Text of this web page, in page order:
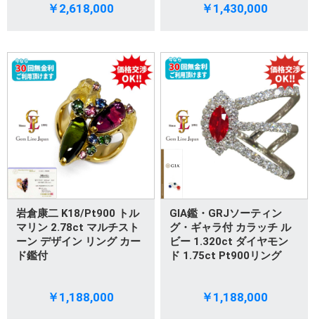
￥2,618,000 ￥1,430,000
岩倉康二 K18/Pt900 トル
マリン 2.78ct マルチスト
ーン デザイン リング カー
ド鑑付
￥1,188,000
GIA鑑・GRJソーティン
グ・ギャラ付 カラッチ ル
ビー 1.320ct ダイヤモン
ド 1.75ct Pt900リング
￥1,188,000